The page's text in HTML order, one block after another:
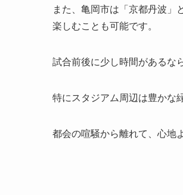
また、亀岡市は「京都丹波」
楽しむことも可能です。
試合前後に少し時間があるな
特にスタジアム周辺は豊かな
都会の喧騒から離れて、心地